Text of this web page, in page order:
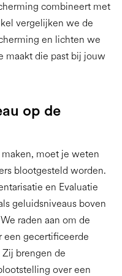
combineert met
vergelijken we de
en lichten we
maakt die past bij jouw
op de
moet je weten
blootgesteld worden.
en Evaluatie
geluidsniveaus boven
raden aan om de
een gecertificeerde
brengen de
over een